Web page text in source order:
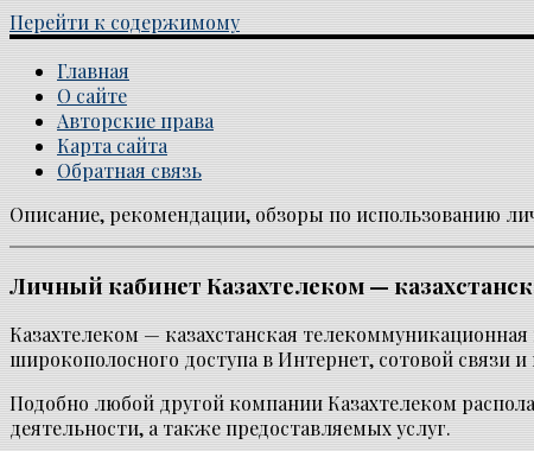
Перейти к содержимому
Главная
О сайте
Авторские права
Карта сайта
Обратная связь
Каталог личных кабинетов
Описание, рекомендации, обзоры по использованию
Личный кабинет Казахтелеком —
Казахтелеком — казахстанская
широкополосного доступа в Интернет, сотовой связи и
Подобно любой другой компании Казахтелеком
деятельности, а также предоставляемых услуг.